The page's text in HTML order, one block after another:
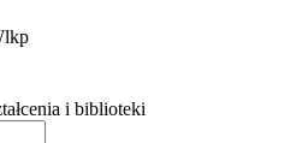
i biblioteki